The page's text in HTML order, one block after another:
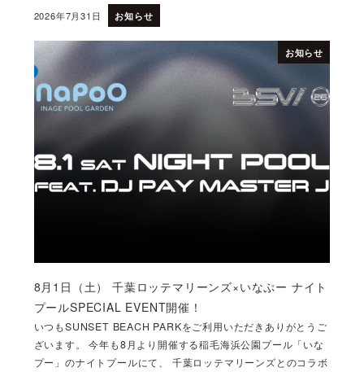
投稿日
2026年7月31日 お知らせ
お知らせ
8月1日（土） 千葉ロッテマリーンズ×いなぷー ナイト
プールSPECIAL EVENT開催！
いつもSUNSET BEACH PARKをご利用いただきありがとうご
ざいます。 今年も8月より開催する稲毛海浜公園プール「いな
プー」のナイトプールにて、 千葉ロッテマリーンズとのコラボ